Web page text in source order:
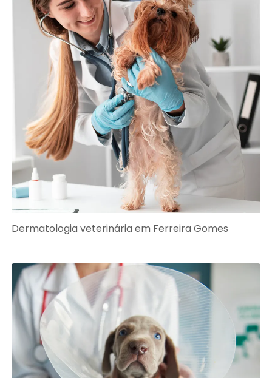
Dermatologia veterinária em Ferreira Gomes